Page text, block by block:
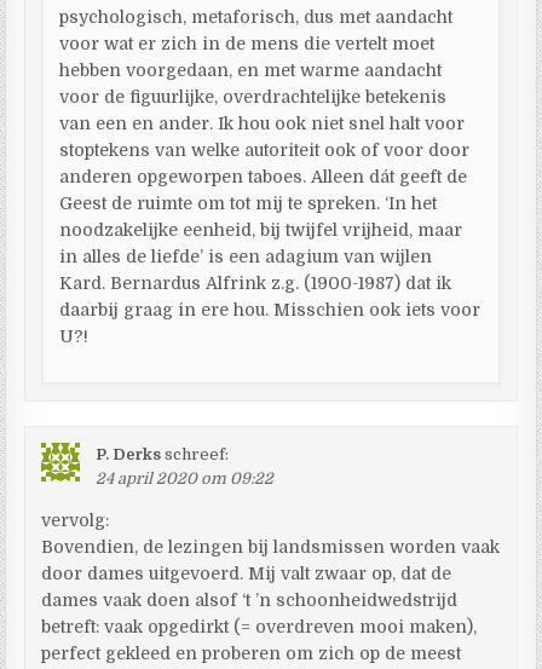
psychologisch, metaforisch, dus met aandacht
voor wat er zich in de mens die vertelt moet
hebben voorgedaan, en met warme aandacht
voor de figuurlijke, overdrachtelijke betekenis
van een en ander. Ik hou ook niet snel halt voor
stoptekens van welke autoriteit ook of voor door
anderen opgeworpen taboes. Alleen dát geeft de
Geest de ruimte om tot mij te spreken. ‘In het
noodzakelijke eenheid, bij twijfel vrijheid, maar
in alles de liefde’ is een adagium van wijlen
Kard. Bernardus Alfrink z.g. (1900-1987) dat ik
daarbij graag in ere hou. Misschien ook iets voor
U?!
P. Derks schreef:
24 april 2020 om 09:22
vervolg:
Bovendien, de lezingen bij landsmissen worden vaak
door dames uitgevoerd. Mij valt zwaar op, dat de
dames vaak doen alsof ‘t ’n schoonheidwedstrijd
betreft: vaak opgedirkt (= overdreven mooi maken),
perfect gekleed en proberen om zich op de meest